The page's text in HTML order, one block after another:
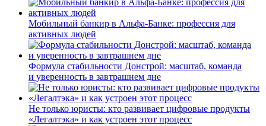
Мобильный банкир в Альфа-Банке: профессия для
активных людей
Формула стабильности Донстрой: масштаб, команда
и уверенность в завтрашнем дне
Не только юристы: кто развивает цифровые продукты
«Легалтэка» и как устроен этот процесс